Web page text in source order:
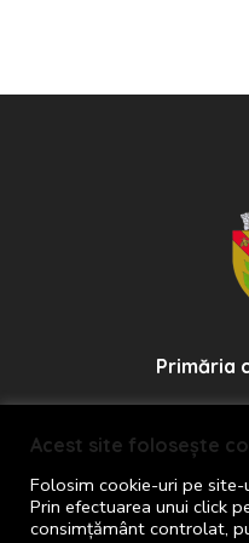
Primăria
Jos,
+40 244
Acest site folosește
Folosim cookie-uri pe
Prin efectuarea unui click
consimțământ controlat,